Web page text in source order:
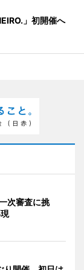
」初開催へ
次審査に挑